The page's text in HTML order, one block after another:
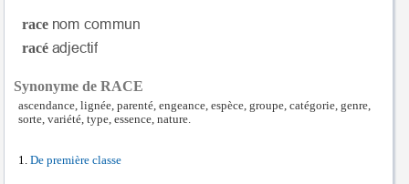
race
racé
Synonyme de RACE
ascendance, lignée, parenté, engeance, espèce, groupe, catégorie, genre,
sorte, variété, type, essence, nature.
De première classe